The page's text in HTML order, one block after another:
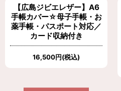
【広島ジビエレザー】A6
手帳カバー☆母子手帳・お
薬手帳・パスポート対応／
カード収納付き
16,500円(税込)